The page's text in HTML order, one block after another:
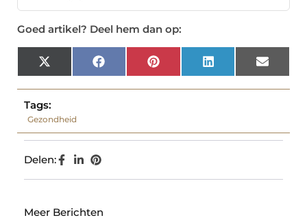
Goed artikel? Deel hem dan op:
X
(Twitter)
Facebook Pinterest LinkedIn Email
Tags:
Gezondheid
Delen:
Meer Berichten